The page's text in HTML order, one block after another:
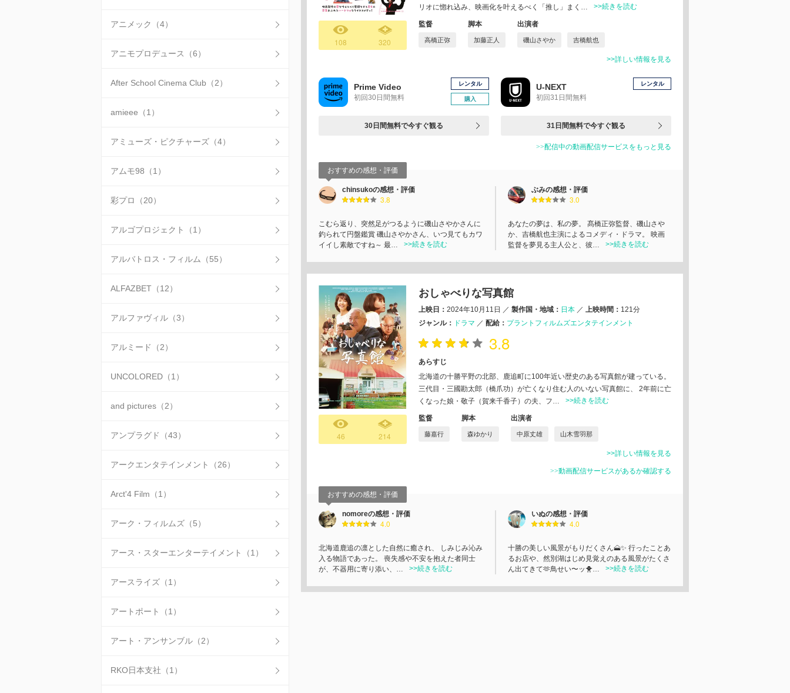
アニメック（4）
アニモプロデュース（6）
After School Cinema Club（2）
amieee（1）
アミューズ・ピクチャーズ（4）
アムモ98（1）
彩プロ（20）
アルゴプロジェクト（1）
アルバトロス・フィルム（55）
ALFAZBET（12）
アルファヴィル（3）
アルミード（2）
UNCOLORED（1）
and pictures（2）
アンプラグド（43）
アークエンタテインメント（26）
Arct'4 Film（1）
アーク・フィルムズ（5）
アース・スターエンターテイメント（1）
アースライズ（1）
アートポート（1）
アート・アンサンブル（2）
RKO日本支社（1）
108 320
リオに惚れ込み、映画化を叶えるべく「推し」まく…
>>続きを読む
監督
高橋正弥
脚本
加藤正人
出演者
磯山さやか 吉橋航也
>>詳しい情報を見る
Prime Video
初回30日間無料
レンタル
購入
30日間無料で今すぐ観る
U-NEXT
初回31日間無料
レンタル
31日間無料で今すぐ観る
>>配信中の動画配信サービスをもっと見る
おすすめの感想・評価
chinsukoの感想・評価
3.8
こむら返り、突然足がつるように磯山さやかさんに
釣られて円盤鑑賞 磯山さやかさん、いつ見てもカワ
イイし素敵ですね～ 最…
>>続きを読む
ぶみの感想・評価
3.0
あなたの夢は、私の夢。 髙橋正弥監督、磯山さや
か、吉橋航也主演によるコメディ・ドラマ。 映画
監督を夢見る主人公と、彼…
>>続きを読む
46 214
おしゃべりな写真館
上映日： 2024年10月11日 ／ 製作国・地域： 日本 ／ 上映時間： 121分
ジャンル： ドラマ ／ 配給： プラントフィルムズエンタテインメント
3.8
あらすじ
北海道の十勝平野の北部、鹿追町に100年近い歴史のある写真館が建っている。
三代目・三國勘太郎（橋爪功）が亡くなり住む人のいない写真館に、 2年前に亡
くなった娘・敬子（賀来千香子）の夫、フ…
>>続きを読む
監督
藤嘉行
脚本
森ゆかり
出演者
中原丈雄 山木雪羽那
>>詳しい情報を見る
>>動画配信サービスがあるか確認する
おすすめの感想・評価
nomoreの感想・評価
4.0
北海道鹿追の凛とした自然に癒され、 しみじみ沁み
入る物語であった。 喪失感や不安を抱えた者同士
が、不器用に寄り添い、…
>>続きを読む
いぬの感想・評価
4.0
十勝の美しい風景がもりだくさん🗻✨ 行ったことあ
るお店や、然別湖はじめ見覚えのある風景がたくさ
ん出てきて🫶鳥せい〜ッ🐥…
>>続きを読む